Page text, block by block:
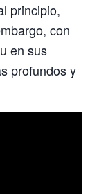
principio,
con
en sus
profundos y